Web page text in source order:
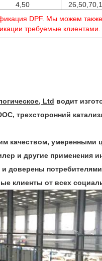
4,50
DPF. Мы можем
требуемые клиентами.
Ltd водит
трехсторонний
качеством, умеренными
и другие применения
доверены
клиенты от всех